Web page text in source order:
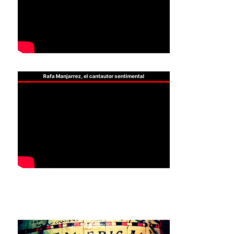
Rafa Manjarrez, el cantautor sentimental